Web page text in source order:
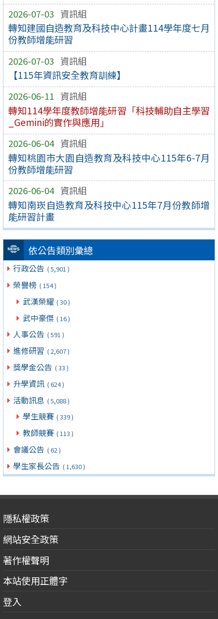
2026-07-03 資訊組
轉知建國自造教育及科技中心計畫114學年度七月
份教師增能研習
2026-07-03 資訊組
【115年資訊安全教育訓練】
2026-06-11 資訊組
轉知114學年度教師增能研習「科技輔助自主學習
_Gemini的實作與應用」
2026-06-04 資訊組
轉知桃園市大園自造教育及科技中心115年6-7月
份教師增能研習
2026-06-04 資訊組
轉知南崁自造教育及科技中心115年7月份教師增
能研習計畫
依公告類別彙總
行政公告 ( 5,901 )
榮譽榜 ( 154 )
武漢榮耀 ( 30 )
武中豪傑 ( 16 )
人事公告 ( 591 )
進修研習 ( 2,607 )
獎學金公告 ( 33 )
升學資訊 ( 624 )
活動訊息 ( 5,088 )
學生競賽 ( 339 )
教師競賽 ( 113 )
會議公告 ( 62 )
學生家長公告 ( 1,630 )
隱私權政策
網站安全政策
著作權聲明
本站使用正體字
登入